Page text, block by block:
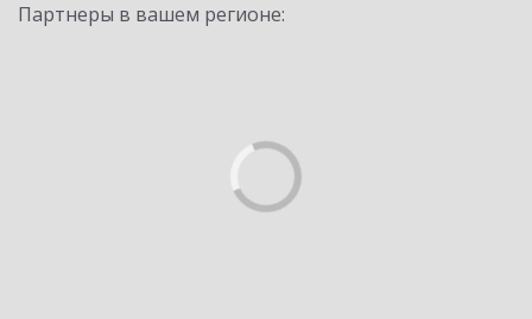
Партнеры в вашем регионе: